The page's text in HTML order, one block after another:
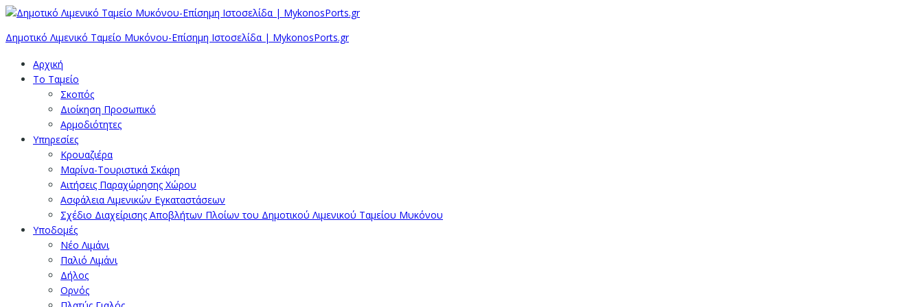
Δημοτικό Λιμενικό Ταμείο Μυκόνου-Επίσημη Ιστοσελίδα | MykonosPorts.gr
Αρχική
Το Ταμείο
Σκοπός
Διοίκηση Προσωπικό
Αρμοδιότητες
Υπηρεσίες
Κρουαζιέρα
Μαρίνα-Τουριστικά Σκάφη
Αιτήσεις Παραχώρησης Χώρου
Ασφάλεια Λιμενικών Εγκαταστάσεων
Σχέδιο Διαχείρισης Αποβλήτων Πλοίων του Δημοτικού Λιμενικού Ταμείου Μυκόνου
Υποδομές
Νέο Λιμάνι
Παλιό Λιμάνι
Δήλος
Ορνός